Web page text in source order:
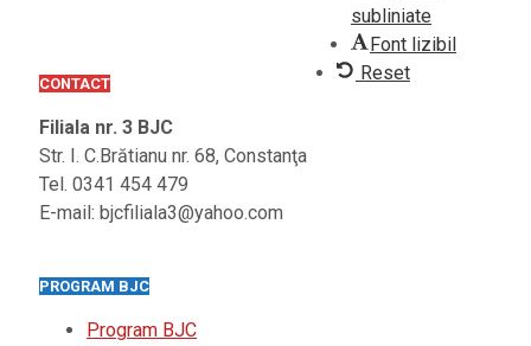
CONTACT
Filiala nr. 3 BJC
Str. I. C.Brătianu nr. 68, Constanţa
Tel. 0341 454 479
E-mail: bjcfiliala3@yahoo.com
PROGRAM BJC
Program BJC
subliniate
Font lizibil
Reset